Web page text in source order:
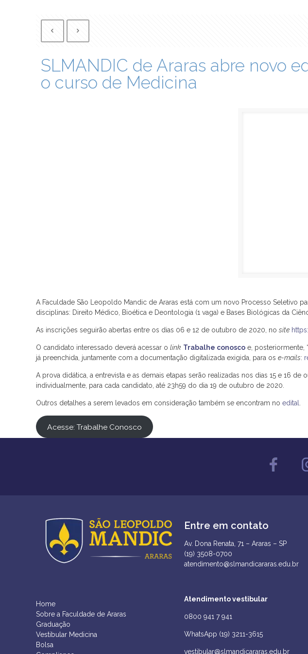
SLMANDIC de Araras abre novo
o curso de Medicina
A Faculdade São Leopoldo Mandic de Araras está com um novo Processo Seletivo
disciplinas: Direito Médico, Bioética e Deontologia (1 vaga) e Bases Biológicas da
As inscrições seguirão abertas entre os dias 06 e 12 de outubro de 2020, nosite
O candidato interessado deverá acessar olink Trabalhe conosco e, posteriormente,
já preenchida, juntamente com a documentação digitalizada exigida, para ose-mails:
A prova didática, a entrevista e as demais etapas serão realizadas nos dias 15 e 16
individualmente, para cada candidato, até 23h59 do dia 19 de outubro de 2020.
Outros detalhes a serem levados em consideração também se encontram noedital
Acesse: Trabalhe Conosco
Home
Sobre a Faculdade de Araras
Graduação
Vestibular Medicina
Bolsa
Entre em contato
Av. Dona Renata, 71 – Araras – SP
(19) 3508-0700
atendimento@slmandicararas.edu.br
Atendimento vestibular
0800 941 7 941
WhatsApp (19) 3211-3615
vestibular@slmandicararas.edu.br